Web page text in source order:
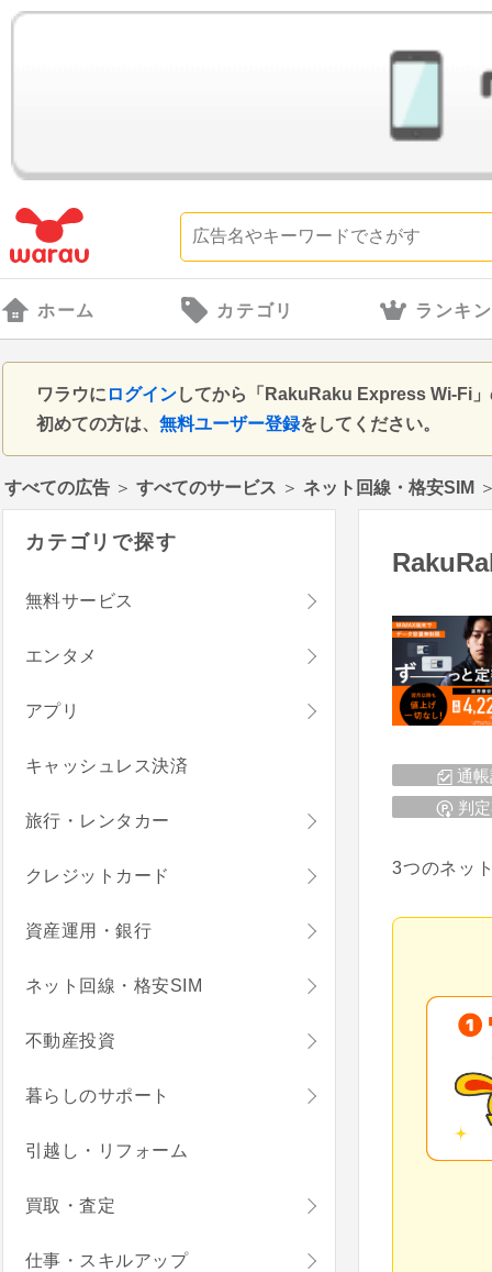
ホーム カテゴリ ランキ
ワラウに ログインしてから「RakuRaku Express Wi-Fi
初めての方は、 無料ユーザー登録をしてください。
すべての広告 ＞ すべてのサービス ＞ ネット回線・格安SIM
通
判
3つのネッ
カテゴリで探す
無料サービス
エンタメ
アプリ
キャッシュレス決済
旅行・レンタカー
クレジットカード
資産運用・銀行
ネット回線・格安SIM
不動産投資
暮らしのサポート
引越し・リフォーム
買取・査定
仕事・スキルアップ